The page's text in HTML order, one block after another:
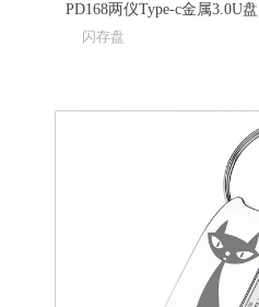
PD168两仪Type-c金属3.0U盘
闪存盘